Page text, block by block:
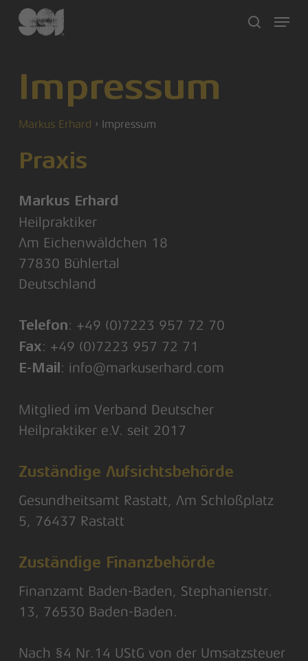
Skip
content
search
Menu
Impressum
Markus Erhard › Impressum
Praxis
Markus Erhard
Heilpraktiker
Am Eichenwäldchen 18
77830 Bühlertal
Deutschland
Telefon: +49 (0)7223 957 72 70
Fax: +49 (0)7223 957 72 71
E-Mail: info@markuserhard.com
Mitglied im Verband Deutscher
Heilpraktiker e.V. seit 2017
Zuständige Aufsichtsbehörde
Gesundheitsamt Rastatt, Am Schloßplatz
5, 76437 Rastatt
Zuständige Finanzbehörde
Finanzamt Baden-Baden, Stephanienstr.
13, 76530 Baden-Baden.
Nach §4 Nr.14 UStG von der Umsatzsteuer